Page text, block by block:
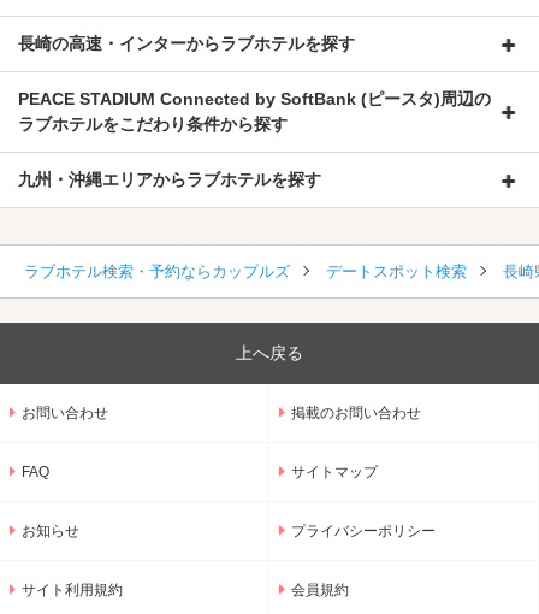
長崎の高速・インターからラブホテルを探す
PEACE STADIUM Connected by SoftBank (ピースタ)周辺の
ラブホテルをこだわり条件から探す
九州・沖縄エリアからラブホテルを探す
ラブホテル検索・予約ならカップルズ デートスポット検索 長崎
上へ戻る
お問い合わせ 掲載のお問い合わせ
FAQ サイトマップ
お知らせ プライバシーポリシー
サイト利用規約 会員規約